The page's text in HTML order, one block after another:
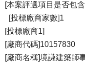
[本案評選項目是否包
[投標廠商家數]1
[投標廠商1]
[廠商代碼]10157830
[廠商名稱]境謙建築師